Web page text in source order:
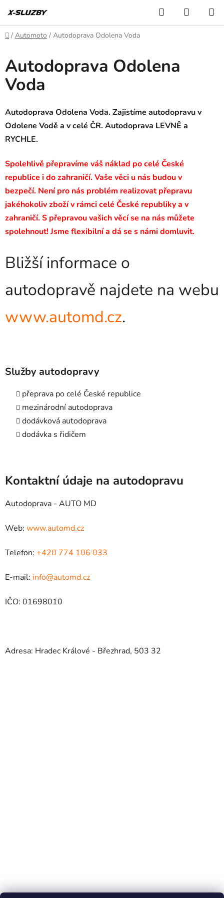
na
obsah
Hledat
KOŠÍK
Domů
/ Automoto / Autodoprava Odolena Voda
Autodoprava Odolena
Voda
Autodoprava Odolena Voda. Zajistíme autodopravu v
Odolene Vodě a v celé ČR. Autodoprava LEVNĚ a
RYCHLE.
Spolehlivě přepravíme váš náklad po celé České
republice i do zahraničí. Vaše věci u nás budou v
bezpečí. Není pro nás problém realizovat přepravu
jakéhokoliv zboží v rámci celé České republiky a v
zahraničí. S přepravou vašich věcí se na nás můžete
spolehnout! Jsme flexibilní a dá se s námi domluvit.
Bližší informace o
autodopravě najdete na webu
www.automd.cz.
Služby autodopravy
přeprava po celé České republice
mezinárodní autodoprava
dodávková autodoprava
dodávka s řidičem
Kontaktní údaje na autodopravu
Autodoprava - AUTO MD
Web: www.automd.cz
Telefon: +420 774 106 033
E-mail: info@automd.cz
IČO: 01698010
Adresa: Hradec Králové - Březhrad, 503 32